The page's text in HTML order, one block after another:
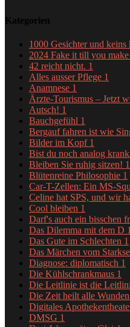
Kategorien
1000 Gesichter und
2024 Fake it till you
42 reicht nicht. 1
Alles ausser Pflege 1
Anamnese 1
Ärzte-Tourismus – Jetzt
Autsch! 1
Bauchgefühl 1
Bergauf fahren ist wie
Bilder im Kopf 1
Bist du noch analog
Bleiben Sie ruhig sitzen! 1
Blütenreine Philosophie 1
Car-T-Zellen: Ein MS-
Celine hat SPS, und wir
Cool bleiben 1
Darf's auch ein bisschen
Das Dilemma mit dem D 1
Das Gute im Schlechten 1
Das Märchen vom
Diagnose: diplomatisch 1
Die Kühlschrankmaus 1
Die Leitlinie ist die
Die Zeit heilt alle Wunden
Digitales
DMSG 1